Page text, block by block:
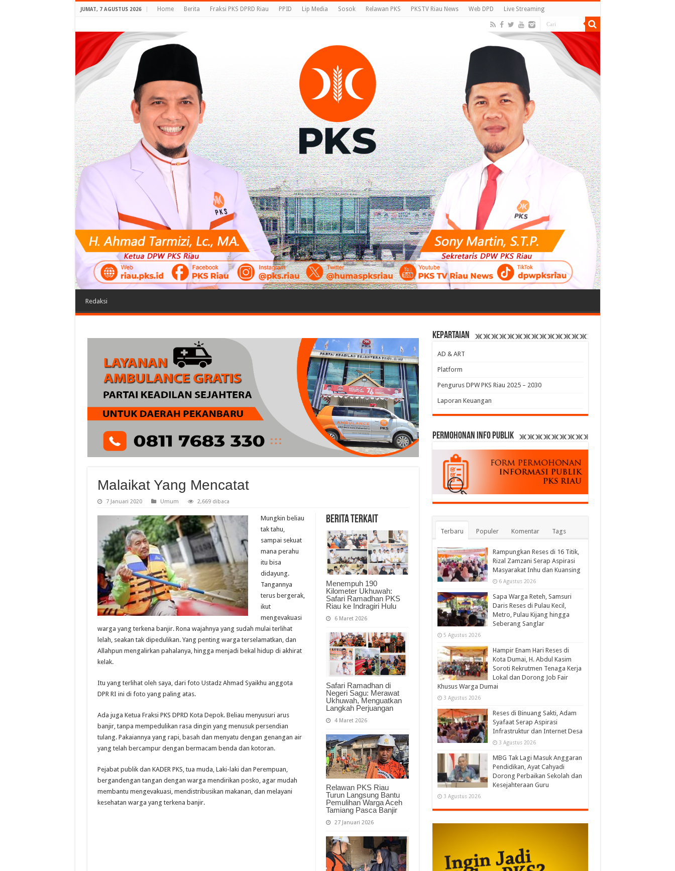
JUMAT, 7 AGUSTUS 2026 Home Berita Fraksi PKS DPRD Riau PPID Lip Media Sosok Relawan PKS PKSTV Riau News Web DPD Live Streaming
Redaksi
Malaikat Yang Mencatat
7 Januari 2020 Umum 2,669 dibaca
Berita Terkait
Menempuh 190
Kilometer Ukhuwah:
Safari Ramadhan PKS
Riau ke Indragiri Hulu
6 Maret 2026
Safari Ramadhan di
Negeri Sagu: Merawat
Ukhuwah, Menguatkan
Langkah Perjuangan
4 Maret 2026
Relawan PKS Riau
Turun Langsung Bantu
Pemulihan Warga Aceh
Tamiang Pasca Banjir
27 Januari 2026
Mungkin beliau
tak tahu,
sampai sekuat
mana perahu
itu bisa
didayung.
Tangannya
terus bergerak,
ikut
mengevakuasi
warga yang terkena banjir. Rona wajahnya yang sudah mulai terlihat
lelah, seakan tak dipedulikan. Yang penting warga terselamatkan, dan
Allahpun mengalirkan pahalanya, hingga menjadi bekal hidup di akhirat
kelak.
Itu yang terlihat oleh saya, dari foto Ustadz Ahmad Syaikhu anggota
DPR RI ini di foto yang paling atas.
Ada juga Ketua Fraksi PKS DPRD Kota Depok. Beliau menyusuri arus
banjir, tanpa mempedulikan rasa dingin yang menusuk persendian
tulang. Pakaiannya yang rapi, basah dan menyatu dengan genangan air
yang telah bercampur dengan bermacam benda dan kotoran.
Pejabat publik dan KADER PKS, tua muda, Laki-laki dan Perempuan,
bergandengan tangan dengan warga mendirikan posko, agar mudah
membantu mengevakuasi, mendistribusikan makanan, dan melayani
kesehatan warga yang terkena banjir.
Kepartaian
AD & ART
Platform
Pengurus DPW PKS Riau 2025 – 2030
Laporan Keuangan
permohonan Info Publik
Terbaru Populer Komentar Tags
Rampungkan Reses di 16 Titik,
Rizal Zamzani Serap Aspirasi
Masyarakat Inhu dan Kuansing
6 Agustus 2026
Sapa Warga Reteh, Samsuri
Daris Reses di Pulau Kecil,
Metro, Pulau Kijang hingga
Seberang Sanglar
5 Agustus 2026
Hampir Enam Hari Reses di
Kota Dumai, H. Abdul Kasim
Soroti Rekrutmen Tenaga Kerja
Lokal dan Dorong Job Fair
Khusus Warga Dumai
3 Agustus 2026
Reses di Binuang Sakti, Adam
Syafaat Serap Aspirasi
Infrastruktur dan Internet Desa
3 Agustus 2026
MBG Tak Lagi Masuk Anggaran
Pendidikan, Ayat Cahyadi
Dorong Perbaikan Sekolah dan
Kesejahteraan Guru
3 Agustus 2026